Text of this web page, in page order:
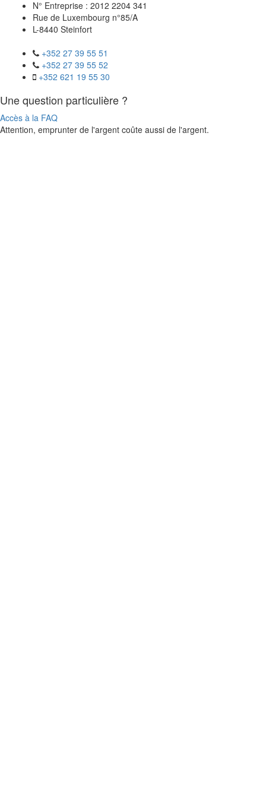
N° Entreprise : 2012 2204 341
Rue de Luxembourg n°85/A
L-8440 Steinfort
+352 27 39 55 51
+352 27 39 55 52
+352 621 19 55 30
Une question particulière ?
Accès à la FAQ
Attention, emprunter de l'argent coûte aussi de l'argent.